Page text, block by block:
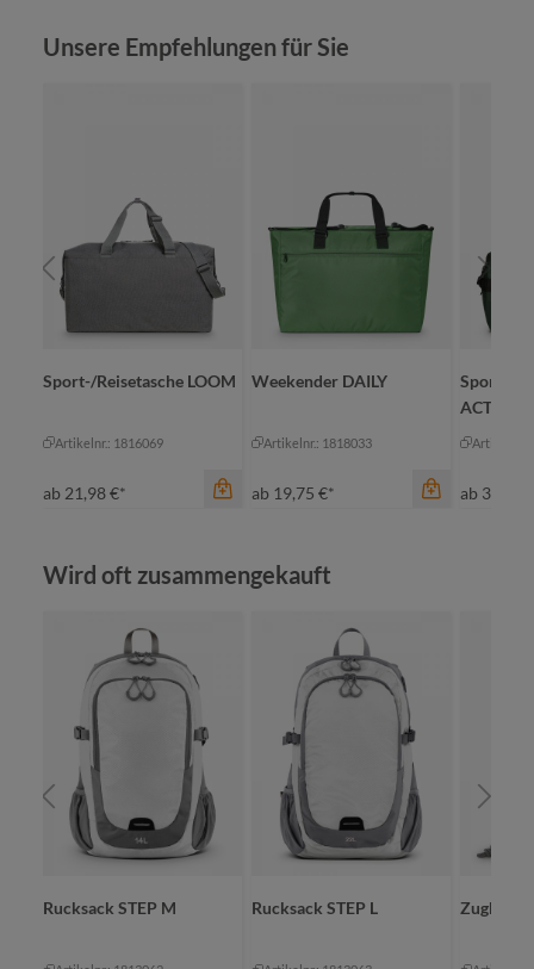
Produktgalerie überspringen
Unsere Empfehlungen für Sie
Sport-/Reisetasche LOOM
Artikelnr.: 1816069
ab 21,98 €*
Farbe
grau
Weekender DAILY
Artikelnr.: 1818033
ab 19,75 €*
anthrazit
grün
rot
+1
Sport-/
ACTIVE
Artikelnr.:
ab 34,80
Produktgalerie überspringen
Wird oft zusammengekauft
Rucksack STEP M Rucksack STEP L